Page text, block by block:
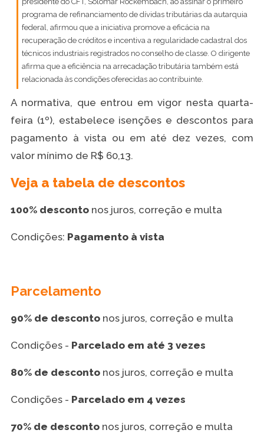
programa de refinanciamento de dívidas tributárias da autarquia
federal, afirmou que a iniciativa promove a eficácia na
recuperação de créditos e incentiva a regularidade cadastral dos
técnicos industriais registrados no conselho de classe. O dirigente
afirma que a eficiência na arrecadação tributária também está
relacionada às condições oferecidas ao contribuinte.
A normativa, que entrou em vigor nesta quarta-
feira (1º), estabelece isenções e descontos para
pagamento à vista ou em até dez vezes, com
valor mínimo de R$ 60,13.
Veja a tabela de descontos
100% descontonos juros, correção e multa
Condições: Pagamento à vista
Parcelamento
90% de descontonos juros, correção e multa
Condições - Parcelado em até 3 vezes
80% de descontonos juros, correção e multa
Condições - Parcelado em 4 vezes
70% de descontonos juros, correção e multa